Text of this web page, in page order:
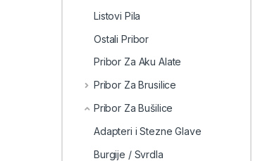
Listovi Pila
Ostali Pribor
Pribor Za Aku Alate
Pribor Za Brusilice
Pribor Za Bušilice
Adapteri i Stezne Glave
Burgije / Svrdla